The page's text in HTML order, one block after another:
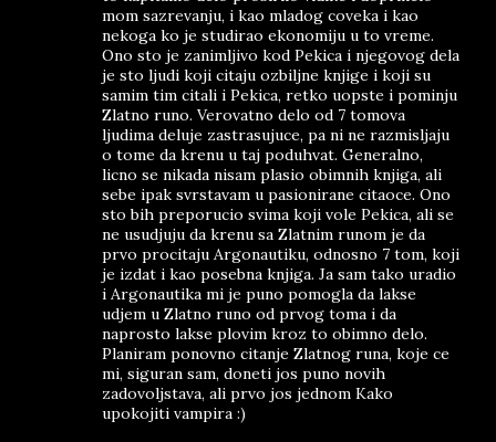
mom sazrevanju, i kao mladog coveka i kao
nekoga ko je studirao ekonomiju u to vreme.
Ono sto je zanimljivo kod Pekica i njegovog dela
je sto ljudi koji citaju ozbiljne knjige i koji su
samim tim citali i Pekica, retko uopste i pominju
Zlatno runo. Verovatno delo od 7 tomova
ljudima deluje zastrasujuce, pa ni ne razmisljaju
o tome da krenu u taj poduhvat. Generalno,
licno se nikada nisam plasio obimnih knjiga, ali
sebe ipak svrstavam u pasionirane citaoce. Ono
sto bih preporucio svima koji vole Pekica, ali se
ne usudjuju da krenu sa Zlatnim runom je da
prvo procitaju Argonautiku, odnosno 7 tom, koji
je izdat i kao posebna knjiga. Ja sam tako uradio
i Argonautika mi je puno pomogla da lakse
udjem u Zlatno runo od prvog toma i da
naprosto lakse plovim kroz to obimno delo.
Planiram ponovno citanje Zlatnog runa, koje ce
mi, siguran sam, doneti jos puno novih
zadovoljstava, ali prvo jos jednom Kako
upokojiti vampira :)